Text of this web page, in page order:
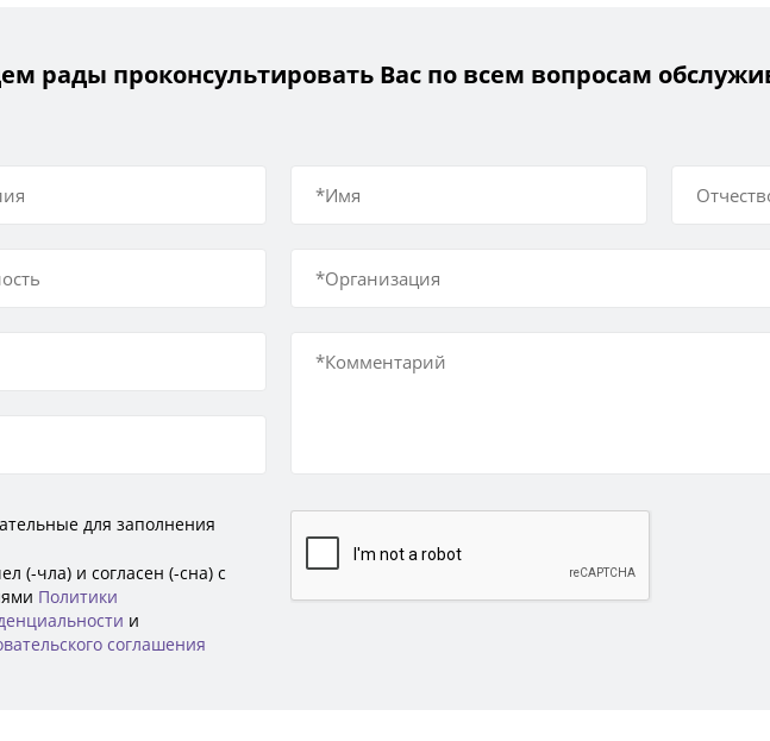
рады проконсультировать Вас по всем вопросам
для заполнения
(-чла) и согласен (-сна) с
Политики
и
соглашения